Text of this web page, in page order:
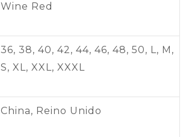
Wine Red
36, 38, 40, 42, 44, 46, 48, 50, L, M,
S, XL, XXL, XXXL
China, Reino Unido